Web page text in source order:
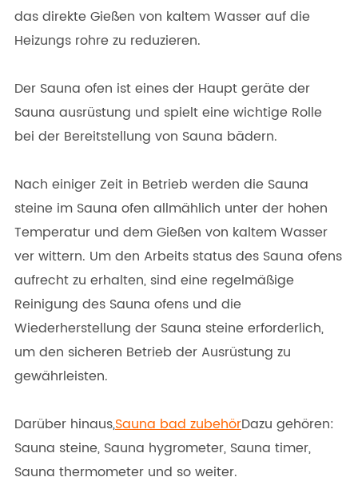
das direkte Gießen von kaltem Wasser auf die
Heizungs rohre zu reduzieren.
Der Sauna ofen ist eines der Haupt geräte der
Sauna ausrüstung und spielt eine wichtige Rolle
bei der Bereitstellung von Sauna bädern.
Nach einiger Zeit in Betrieb werden die Sauna
steine im Sauna ofen allmählich unter der hohen
Temperatur und dem Gießen von kaltem Wasser
ver wittern. Um den Arbeits status des Sauna ofens
aufrecht zu erhalten, sind eine regelmäßige
Reinigung des Sauna ofens und die
Wiederherstellung der Sauna steine erforderlich,
um den sicheren Betrieb der Ausrüstung zu
gewährleisten.
Darüber hinaus,Sauna bad zubehörDazu gehören:
Sauna steine, Sauna hygrometer, Sauna timer,
Sauna thermometer und so weiter.